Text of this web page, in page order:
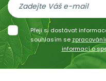
Přeji si dostávat
souhlasím se
informací o